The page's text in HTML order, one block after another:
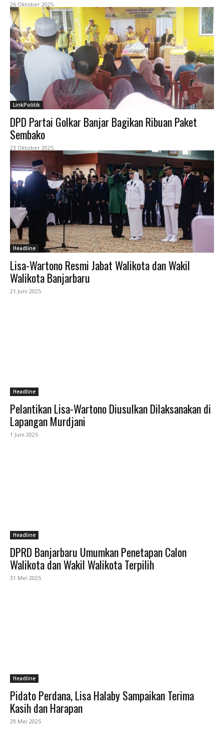
26 Oktober 2025
LinkPolitik
DPD Partai Golkar Banjar Bagikan Ribuan Paket
Sembako
23 Oktober 2025
Headline
Lisa-Wartono Resmi Jabat Walikota dan Wakil
Walikota Banjarbaru
21 Juni 2025
Headline
Pelantikan Lisa-Wartono Diusulkan Dilaksanakan di
Lapangan Murdjani
1 Juni 2025
Headline
DPRD Banjarbaru Umumkan Penetapan Calon
Walikota dan Wakil Walikota Terpilih
31 Mei 2025
Headline
Pidato Perdana, Lisa Halaby Sampaikan Terima
Kasih dan Harapan
29 Mei 2025